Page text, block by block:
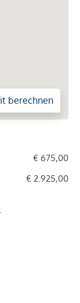
berechnen
€ 675,00
€ 2.925,00